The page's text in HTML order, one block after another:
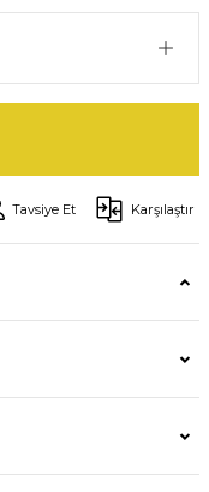
Tavsiye Et Karşılaştır